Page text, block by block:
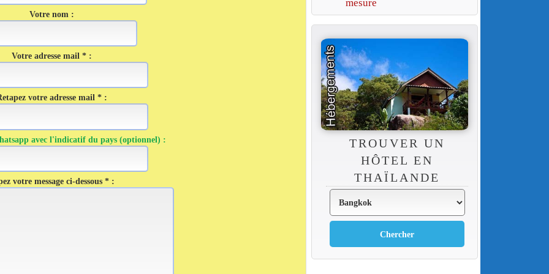
Votre nom :
Votre adresse mail * :
votre adresse mail * :
avec l'indicatif du pays (optionnel) :
votre message ci-dessous * :
mesure
TROUVER UN
HÔTEL EN
THAÏLANDE